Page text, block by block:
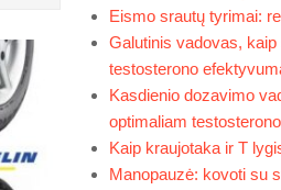
Eismo srautų tyrimai:
Galutinis vadovas,
testosterono
Kasdienio dozavimo
optimaliam
Kaip kraujotaka ir T
Manopauzė: kovoti su